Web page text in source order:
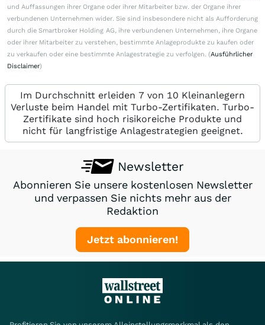
und Auffassungen ihrer Organe oder ihrer Mitarbeiter bzw. der Organe ihrer
verbundenen Unternehmen wider. Sie sind insbesondere nicht als Aufforderung
durch die Smartbroker Holding AG, ihre verbundenen Unternehmen, ihre Organe
oder ihrer Mitarbeiter zu verstehen, bestimmte Anlageprodukte zu kaufen oder
zu verkaufen oder eine bestimmte Anlagestrategie zu verfolgen. (Ausführlicher
Disclaimer)
Im Durchschnitt erleiden 7 von 10 Kleinanlegern
Verluste beim Handel mit Turbo-Zertifikaten. Turbo-
Zertifikate sind hoch risikoreiche Produkte und
nicht für langfristige Anlagestrategien geeignet.
Newsletter
Abonnieren Sie unsere kostenlosen Newsletter
und verpassen Sie nichts mehr aus der
Redaktion
Jetzt abonnieren!